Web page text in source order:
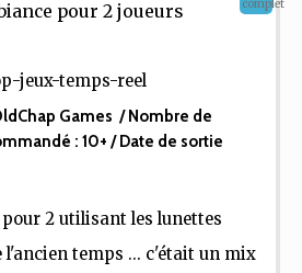
pour 2 joueurs
Games / Nombre de
: 10+ / Date de sortie
2 utilisant les lunettes
l'ancien temps ... c'était un mix